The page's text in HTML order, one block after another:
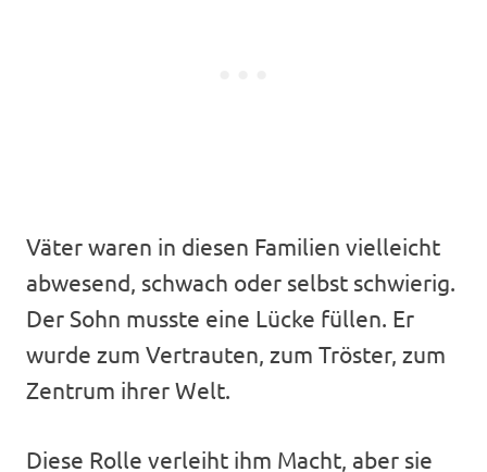
Väter waren in diesen Familien vielleicht
abwesend, schwach oder selbst schwierig.
Der Sohn musste eine Lücke füllen. Er
wurde zum Vertrauten, zum Tröster, zum
Zentrum ihrer Welt.
Diese Rolle verleiht ihm Macht, aber sie